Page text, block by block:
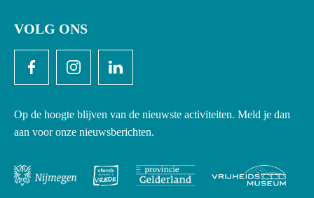
VOLG ONS
Op de hoogte blijven van de nieuwste activiteiten. Meld je dan
aan voor onze nieuwsberichten.